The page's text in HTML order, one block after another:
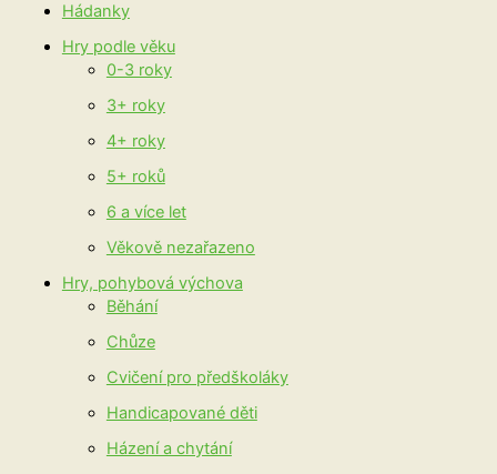
Hádanky
Hry podle věku
0-3 roky
3+ roky
4+ roky
5+ roků
6 a více let
Věkově nezařazeno
Hry, pohybová výchova
Běhání
Chůze
Cvičení pro předškoláky
Handicapované děti
Házení a chytání